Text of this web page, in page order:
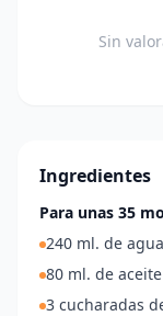
Sin
Ingredientes
Para unas 35
240 ml. de
80 ml. de
3 cucharadas